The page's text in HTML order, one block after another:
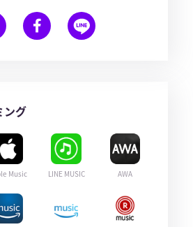
ング
Music LINE MUSIC AWA